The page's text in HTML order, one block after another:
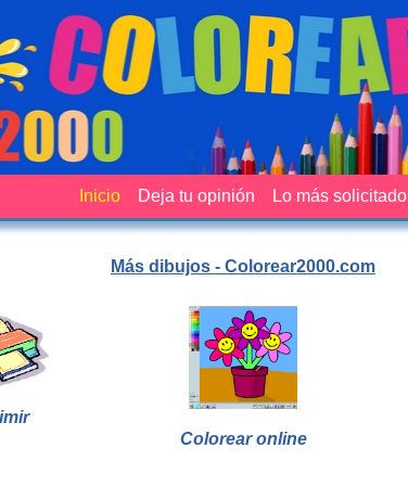
Inicio Deja tu opinión Lo más solicitado
Más dibujos - Colorear2000.com
Colorear online